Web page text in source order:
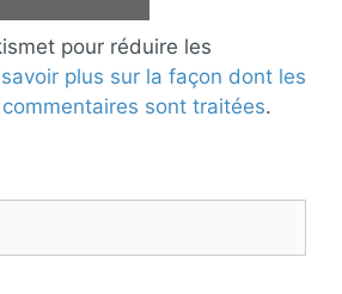
pour réduire les
savoir plus sur la façon dont les
sont traitées.